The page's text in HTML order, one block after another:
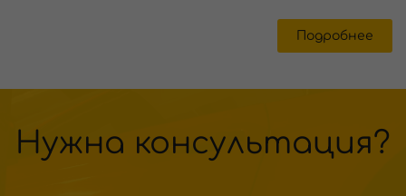
Подробнее
Нужна консультация?